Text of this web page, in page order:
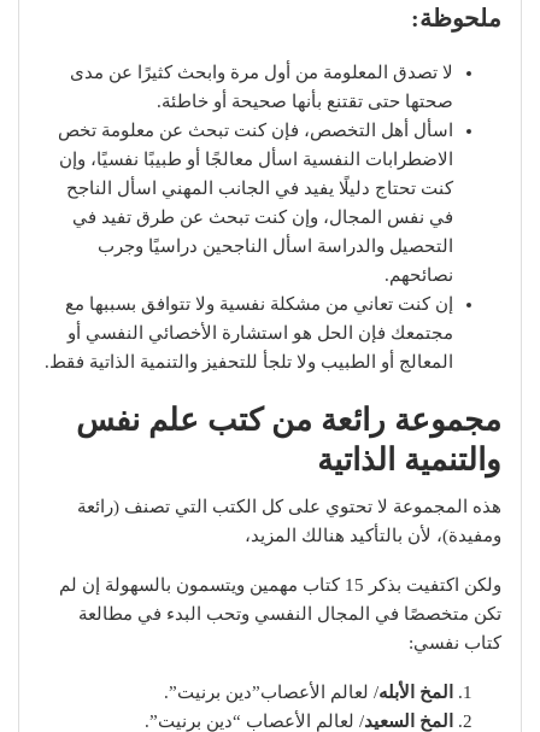
ملحوظة:
لا تصدق المعلومة من أول مرة وابحث كثيرًا عن مدى
صحتها حتى تقتنع بأنها صحيحة أو خاطئة.
اسأل أهل التخصص، فإن كنت تبحث عن معلومة تخص
الاضطرابات النفسية اسأل معالجًا أو طبيبًا نفسيًا، وإن
كنت تحتاج دليلًا يفيد في الجانب المهني اسأل الناجح
في نفس المجال، وإن كنت تبحث عن طرق تفيد في
التحصيل والدراسة اسأل الناجحين دراسيًا وجرب
نصائحهم.
إن كنت تعاني من مشكلة نفسية ولا تتوافق بسببها مع
مجتمعك فإن الحل هو استشارة الأخصائي النفسي أو
المعالج أو الطبيب ولا تلجأ للتحفيز والتنمية الذاتية فقط.
مجموعة رائعة من كتب علم نفس
والتنمية الذاتية
هذه المجموعة لا تحتوي على كل الكتب التي تصنف (رائعة
ومفيدة)، لأن بالتأكيد هنالك المزيد،
ولكن اكتفيت بذكر 15 كتاب مهمين ويتسمون بالسهولة إن لم
تكن متخصصًا في المجال النفسي وتحب البدء في مطالعة
كتاب نفسي:
المخ الأبله/ لعالم الأعصاب”دين برنيت”.
المخ السعيد/ لعالم الأعصاب “دين برنيت”.